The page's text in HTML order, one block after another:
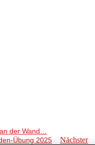
der Wand…
Übung 2025 Nächster